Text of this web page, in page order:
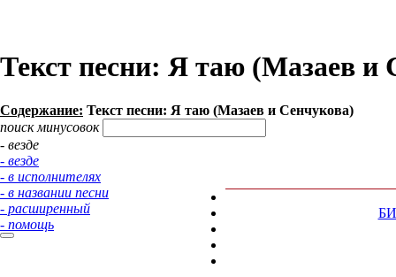
Текст песни: Я таю (Мазаев и
Содержание: Текст песни: Я таю (Мазаев и Сенчукова)
поиск минусовок
- везде
- везде
- в исполнителях
- в названии песни
- расширенный
- помощь